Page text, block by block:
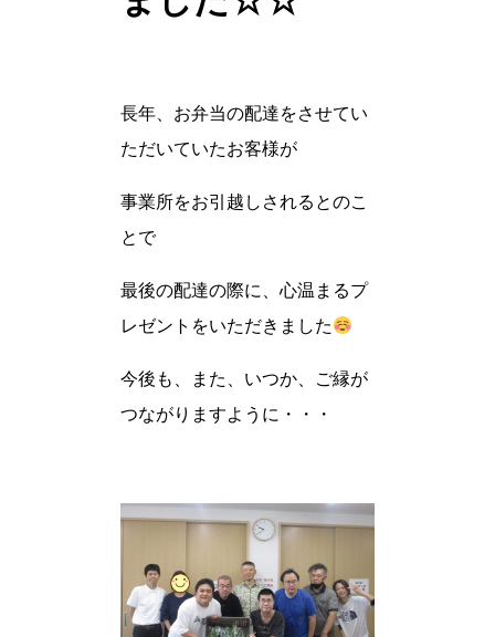
長年、お弁当の配達をさせてい
ただいていたお客様が
事業所をお引越しされるとのこ
とで
最後の配達の際に、心温まるプ
レゼントをいただきました
今後も、また、いつか、ご縁が
つながりますように・・・